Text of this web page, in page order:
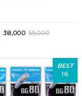
38,000 55,000
BEST
16